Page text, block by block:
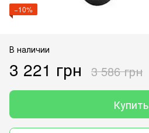
−10%
В наличии
3 221 грн 3 586 грн
Купить